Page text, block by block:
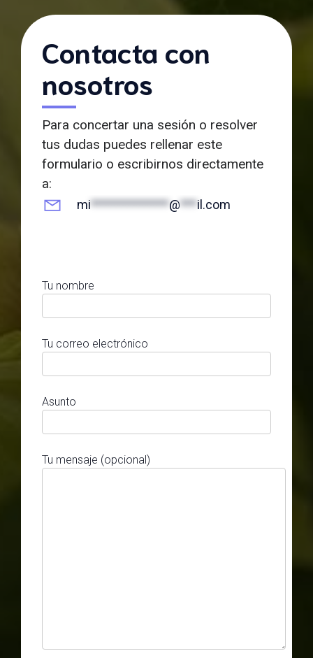
Contacta con
nosotros
Para concertar una sesión o resolver
tus dudas puedes rellenar este
formulario o escribirnos directamente
a:
mi**************@***il.com
Tu nombre
Tu correo electrónico
Asunto
Tu mensaje (opcional)